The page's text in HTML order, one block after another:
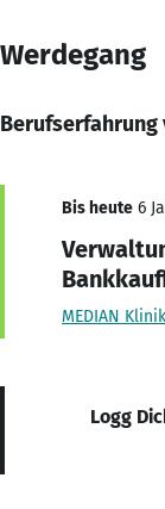
Werdegang
Berufserfahrung
Bis heute 6
MEDIAN
Logg